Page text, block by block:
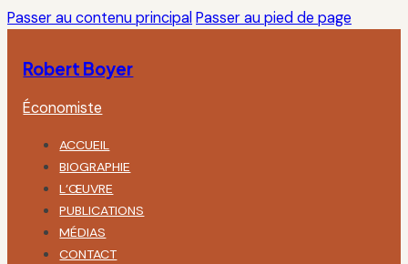
Passer au contenu principal Passer au pied de page
Robert Boyer
Économiste
ACCUEIL
BIOGRAPHIE
L’ŒUVRE
PUBLICATIONS
MÉDIAS
CONTACT